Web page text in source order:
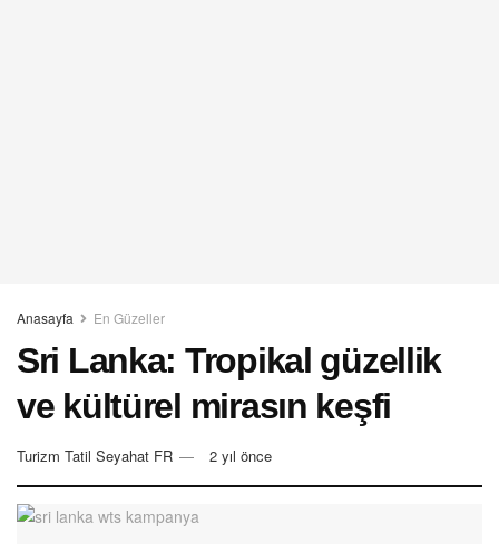
Anasayfa En Güzeller
Sri Lanka: Tropikal güzellik
ve kültürel mirasın keşfi
Turizm Tatil Seyahat FR 2 yıl önce